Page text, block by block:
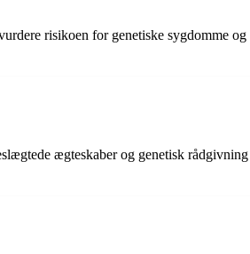
risikoen for genetiske sygdomme
ægteskaber og genetisk